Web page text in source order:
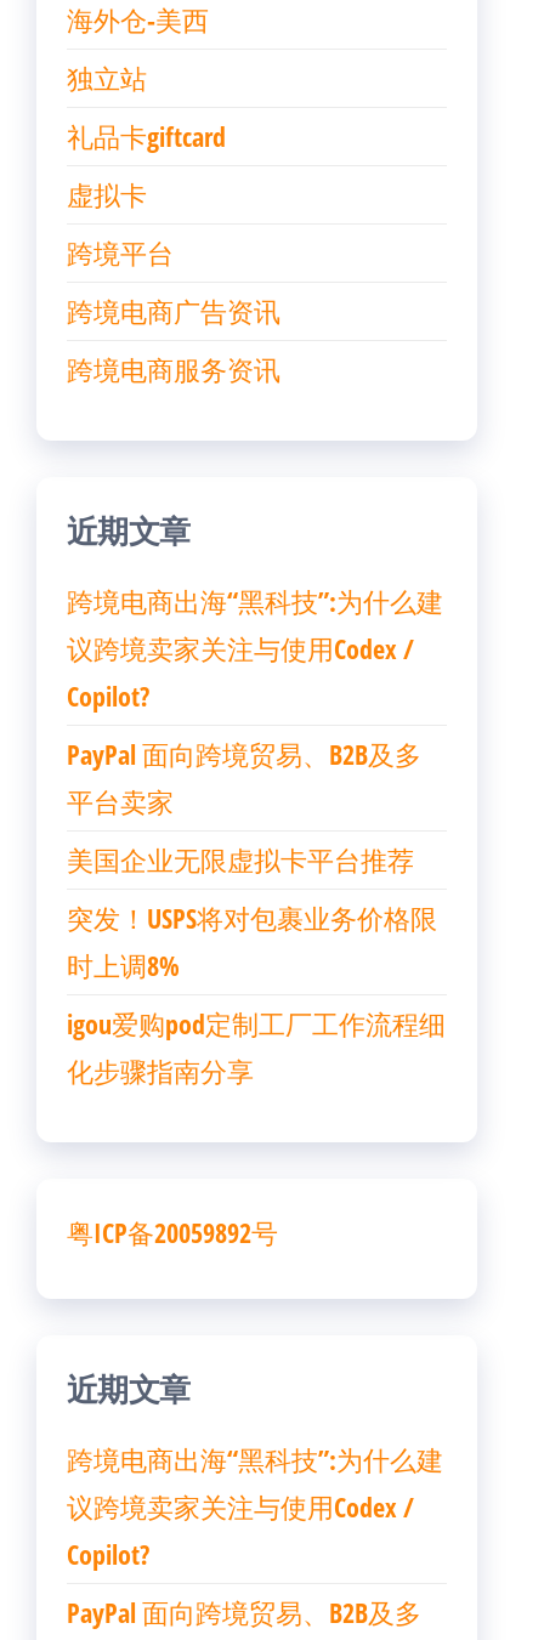
海外仓-美西
独立站
礼品卡giftcard
虚拟卡
跨境平台
跨境电商广告资讯
跨境电商服务资讯
近期文章
跨境电商出海“黑科技”:为什么建
议跨境卖家关注与使用Codex /
Copilot?
PayPal 面向跨境贸易、B2B及多
平台卖家
美国企业无限虚拟卡平台推荐
突发！USPS将对包裹业务价格限
时上调8%
igou爱购pod定制工厂工作流程细
化步骤指南分享
粤ICP备20059892号
近期文章
跨境电商出海“黑科技”:为什么建
议跨境卖家关注与使用Codex /
Copilot?
PayPal 面向跨境贸易、B2B及多